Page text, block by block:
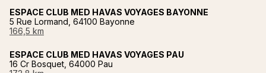
ESPACE CLUB MED HAVAS VOYAGES BAYONNE
5 Rue Lormand, 64100 Bayonne
166,5 km
ESPACE CLUB MED HAVAS VOYAGES PAU
16 Cr Bosquet, 64000 Pau